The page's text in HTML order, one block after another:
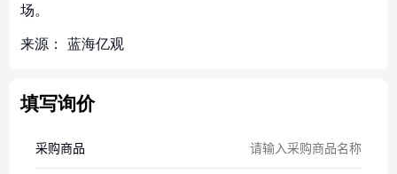
场。
来源： 蓝海亿观
填写询价